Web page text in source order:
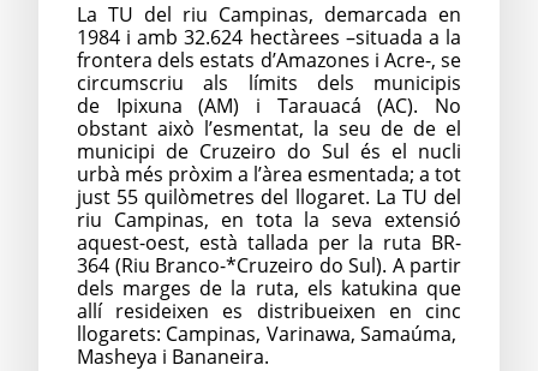
La TU del riu Campinas, demarcada en
1984 i amb 32.624 hectàrees –situada a la
frontera dels estats d’Amazones i Acre-, se
circumscriu als límits dels municipis
de Ipixuna (AM) i Tarauacá (AC). No
obstant això l’esmentat, la seu de de el
municipi de Cruzeiro do Sul és el nucli
urbà més pròxim a l’àrea esmentada; a tot
just 55 quilòmetres del llogaret. La TU del
riu Campinas, en tota la seva extensió
aquest-oest, està tallada per la ruta BR-
364 (Riu Branco-*Cruzeiro do Sul). A partir
dels marges de la ruta, els katukina que
allí resideixen es distribueixen en cinc
llogarets: Campinas, Varinawa, Samaúma,
Masheya i Bananeira.